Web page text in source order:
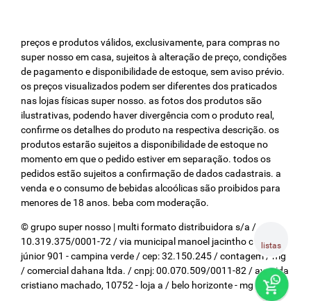
listas
preços e produtos válidos, exclusivamente, para compras no
super nosso em casa, sujeitos à alteração de preço, condições
de pagamento e disponibilidade de estoque, sem aviso prévio.
os preços visualizados podem ser diferentes dos praticados
nas lojas físicas super nosso. as fotos dos produtos são
ilustrativas, podendo haver divergência com o produto real,
confirme os detalhes do produto na respectiva descrição. os
produtos estarão sujeitos a disponibilidade de estoque no
momento em que o pedido estiver em separação. todos os
pedidos estão sujeitos a confirmação de dados cadastrais. a
venda e o consumo de bebidas alcoólicas são proibidos para
menores de 18 anos. beba com moderação.
© grupo super nosso | multi formato distribuidora s/a / cnpj:
10.319.375/0001-72 / via municipal manoel jacintho coelho
júnior 901 - campina verde / cep: 32.150.245 / contagem / mg
/ comercial dahana ltda. / cnpj: 00.070.509/0011-82 / avenida
cristiano machado, 10752 - loja a / belo horizonte - mg